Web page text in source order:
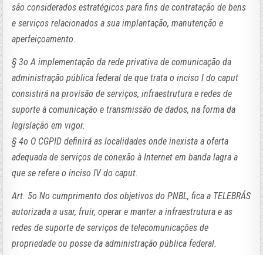
são considerados estratégicos para fins de contratação de bens
e serviços relacionados a sua implantação, manutenção e
aperfeiçoamento.
§ 3o A implementação da rede privativa de comunicação da
administração pública federal de que trata o inciso I do caput
consistirá na provisão de serviços, infraestrutura e redes de
suporte à comunicação e transmissão de dados, na forma da
legislação em vigor.
§ 4o O CGPID definirá as localidades onde inexista a oferta
adequada de serviços de conexão à Internet em banda lagra a
que se refere o inciso IV do caput.
Art. 5o No cumprimento dos objetivos do PNBL, fica a TELEBRÁS
autorizada a usar, fruir, operar e manter a infraestrutura e as
redes de suporte de serviços de telecomunicações de
propriedade ou posse da administração pública federal.